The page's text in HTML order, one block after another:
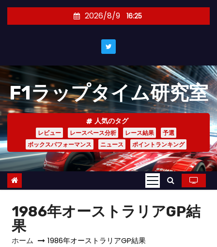
キ
ッ
プ
2026/8/9 16:25
F1ラップタイム研究室
人気のタグ
レビュー レースペース分析 レース結果
予選
ボックスパフォーマンス
ニュース ポイントランキング
1986年オーストラリアGP結
果
ホーム 1986年オーストラリアGP結果